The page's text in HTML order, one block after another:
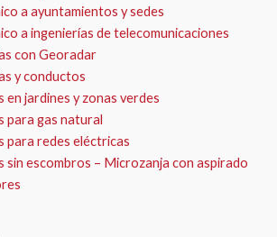
a ayuntamientos y sedes
a ingenierías de telecomunicaciones
con Georadar
y conductos
en jardines y zonas verdes
para gas natural
para redes eléctricas
sin escombros – Microzanja con aspirado